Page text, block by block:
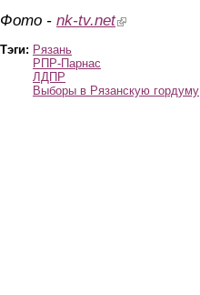
Фото - nk-tv.net(link is external)
Тэги: Рязань
РПР-Парнас
ЛДПР
Выборы в Рязанскую гордуму